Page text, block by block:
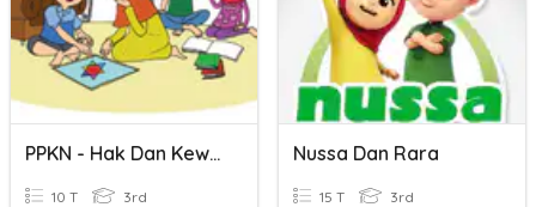
PPKN - Hak Dan Kewajiban Anggota Keluarga Dan Bekerjasama
10 T 3rd
Nussa Dan Rara
15 T 3rd